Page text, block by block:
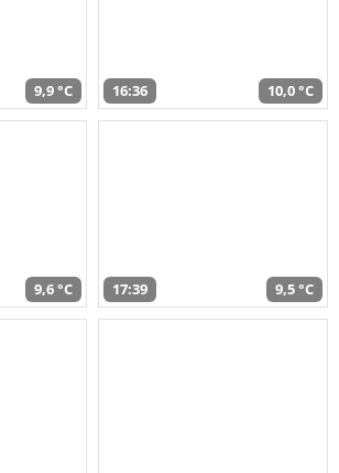
9,9 °C 16:36 10,0 °C
9,6 °C 17:39 9,5 °C